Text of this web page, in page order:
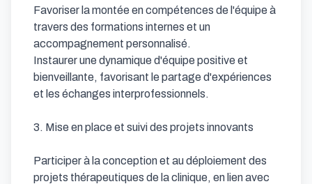
Favoriser la montée en compétences de l'équipe à
travers des formations internes et un
accompagnement personnalisé.
Instaurer une dynamique d'équipe positive et
bienveillante, favorisant le partage d'expériences
et les échanges interprofessionnels.
3. Mise en place et suivi des projets innovants
Participer à la conception et au déploiement des
projets thérapeutiques de la clinique, en lien avec